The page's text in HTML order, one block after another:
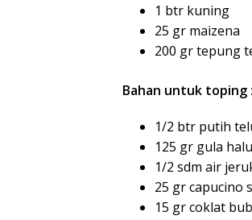
1 btr kuning
25 gr maizena
200 gr tepung
Bahan untuk toping :
1/2 btr putih
125 gr gula
1/2 sdm air
25 gr capucino
15 gr coklat